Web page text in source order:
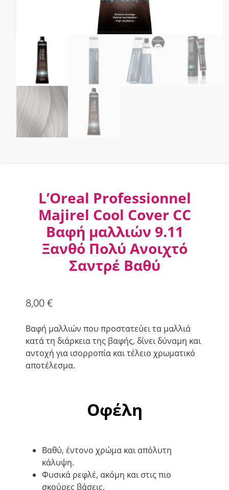
L’Oreal Professionnel
Majirel Cool Cover CC
Βαφή μαλλιών 9.11
Ξανθό Πολύ Ανοιχτό
Σαντρέ Βαθύ
8,00€
Βαφή μαλλιών που προστατεύει τα μαλλιά
κατά τη διάρκεια της βαφής, δίνει δύναμη και
αντοχή για ισορροπία και τέλειο χρωματικό
αποτέλεσμα.
Οφέλη
Βαθύ, έντονο χρώμα και απόλυτη
κάλυψη.
Φυσικά ρεφλέ, ακόμη και στις πιο
σκούρες βάσεις.